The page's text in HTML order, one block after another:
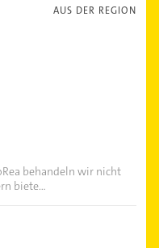
AUS DER REGION
behandeln wir nicht
biete...